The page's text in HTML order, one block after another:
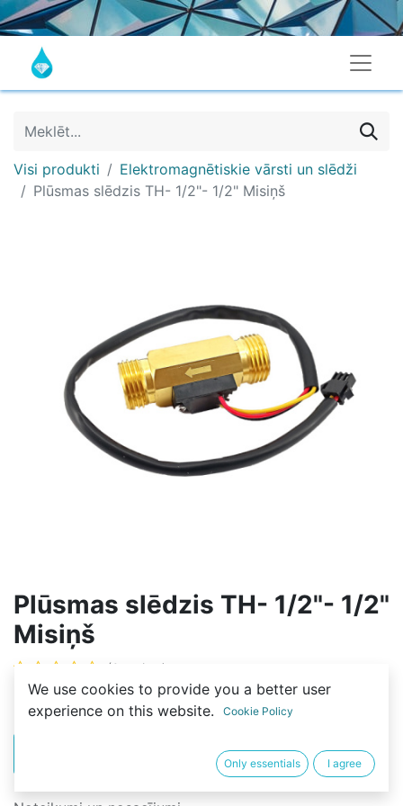
Visi produkti
Elektromagnētiskie vārsti un slēdži
Plūsmas slēdzis TH- 1/2"- 1/2" Misiņš
Plūsmas slēdzis TH- 1/2"- 1/2"
Misiņš
(0 review)
15,00€
BUY NOW
We use cookies to provide you a better user
experience on this website.
Cookie Policy
Only essentials I agree